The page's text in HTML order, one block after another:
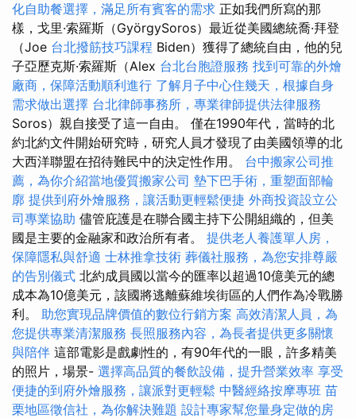
化自助餐選擇，滿足所有賓客的需求 正如我們所寫的那
樣，戈里·索羅斯（GyörgySoros）最近從美國總統喬·拜登
（Joe 台北撥筋技巧課程 Biden）獲得了總統自由，他的兒
子亞歷克斯·索羅斯（Alex 台北台胞證服務 找到可靠的外燴
廠商，保障活動順利進行 了解月子中心住幾天，根據自身
需求做出選擇 台北律師事務所，專業律師提供法律服務
Soros）親自接受了這一自由。 僅在1990年代，當時的北
約北約文件開始研究時，研究人員才發現了由美國領導的北
大西洋聯盟在招待難民中的決定性作用。 台中搬家公司推
薦，為你介紹當地優質搬家公司 墊下巴手術，重塑面部輪
廓 提供到府外燴服務，讓活動更輕鬆便捷 外商投資設立公
司專業協助 儘管庇護是在聯合國主持下公開組織的，但美
國是主要的金融家和政治所有者。 提供老人養護單人房，
保障隱私與舒適 士林推拿技術 葬儀社服務，為您安排尊嚴
的告別儀式 北約成員國以當今的匯率以超過10億美元的總
成本為10億美元，該國將逃離蘇維埃街區的人們作為冷戰勝
利。 助您實現品牌價值的數位行銷方案 高效清潔人員，為
您提供專業清潔服務 長照服務內容，為長者提供更多關懷
與陪伴 這部電影是戲劇性的，有90年代的一眼，許多精美
的照片，場景- 選擇高品質的餐飲設備，提升營業效率 享受
便捷的到府外燴服務，讓派對更輕鬆 中醫經絡按摩專班 苗
栗地區徵信社，為你解決難題 設計專家幫您量身定做的房